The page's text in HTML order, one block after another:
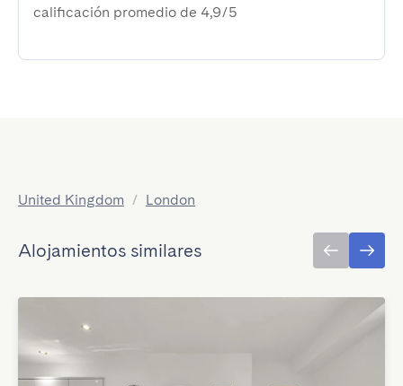
calificación promedio de 4,9/5
United Kingdom / London
Alojamientos similares